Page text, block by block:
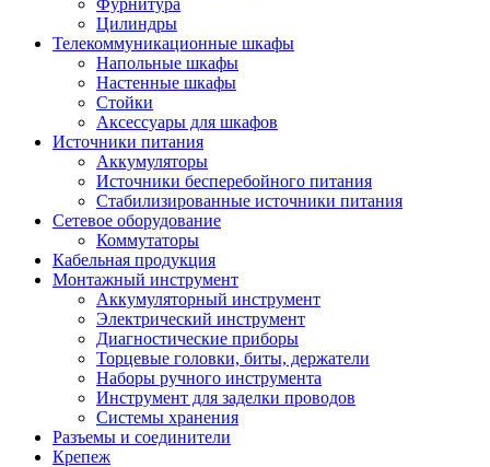
Фурнитура
Цилиндры
Телекоммуникационные шкафы
Напольные шкафы
Настенные шкафы
Стойки
Аксессуары для шкафов
Источники питания
Аккумуляторы
Источники бесперебойного питания
Стабилизированные источники питания
Сетевое оборудование
Коммутаторы
Кабельная продукция
Монтажный инструмент
Аккумуляторный инструмент
Электрический инструмент
Диагностические приборы
Торцевые головки, биты, держатели
Наборы ручного инструмента
Инструмент для заделки проводов
Системы хранения
Разъемы и соединители
Крепеж